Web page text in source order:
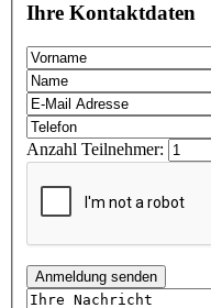
Ihre Kontaktdaten
Anzahl Teilnehmer:
Anmeldung senden